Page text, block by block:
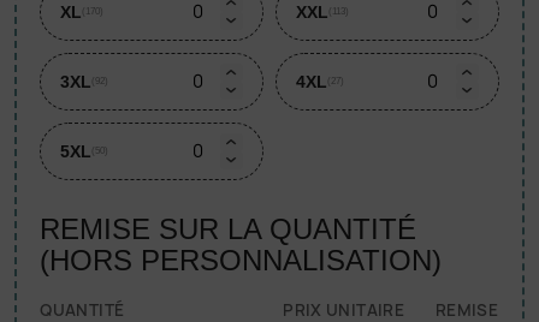
XL (170) XXL (113)
3XL (92) 4XL (27)
5XL (50)
REMISE SUR LA QUANTITÉ
(HORS PERSONNALISATION)
QUANTITÉ PRIX UNITAIRE REMISE